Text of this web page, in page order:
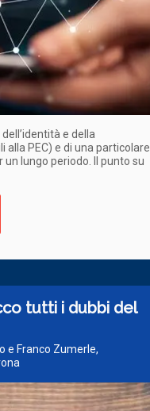
e della
PEC) e di una particolare
lungo periodo. Il punto su
tutti i dubbi del
e Franco Zumerle,